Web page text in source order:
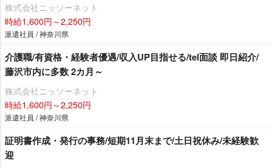
株式会社ニッソーネット
時給1,600円～2,250円
派遣社員 / 神奈川県
介護職/有資格・経験者優遇/収入UP目指せる/tel面談 即日紹介/
藤沢市内に多数 2カ月～
株式会社ニッソーネット
時給1,600円～2,250円
派遣社員 / 神奈川県
証明書作成・発行の事務/短期11月末まで/土日祝休み/未経験歓
迎